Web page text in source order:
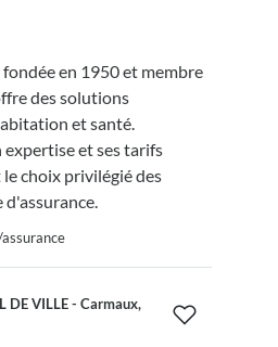
en 1950 et membre
des solutions
et santé.
expertise et ses tarifs
choix privilégié des
d'assurance.
DE VILLE - Carmaux,